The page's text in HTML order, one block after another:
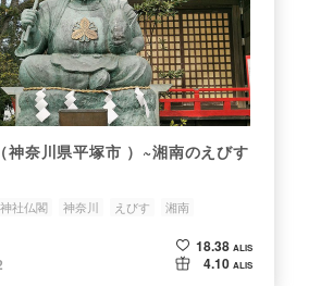
神奈川県平塚市 ）~湘南のえびす
神社仏閣 神奈川 えびす 湘南
18.38 ALIS
4.10 ALIS